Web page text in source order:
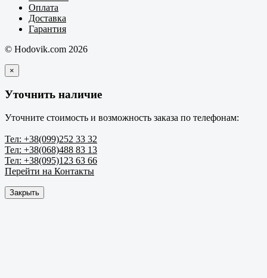
Оплата
Доставка
Гарантия
© Hodovik.com 2026
×
Уточнить наличие
Уточните стоимость и возможность заказа по телефонам:
Тел: +38(099)252 33 32
Тел: +38(068)488 83 13
Тел: +38(095)123 63 66
Перейти на Контакты
Закрыть